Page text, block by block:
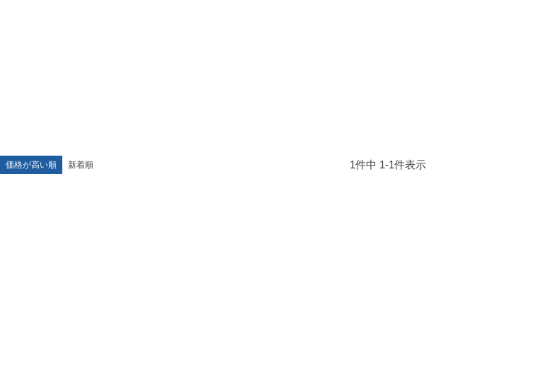
価格が高い順 新着順 1件中 1-1件表示